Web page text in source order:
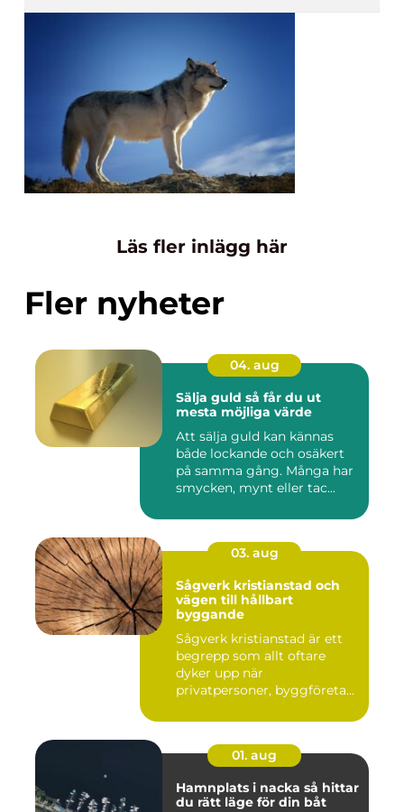
Läs fler inlägg här
Fler nyheter
04. aug
Sälja guld så får du ut
mesta möjliga värde
Att sälja guld kan kännas
både lockande och osäkert
på samma gång. Många har
smycken, mynt eller tac...
03. aug
Sågverk kristianstad och
vägen till hållbart
byggande
Sågverk kristianstad är ett
begrepp som allt oftare
dyker upp när
privatpersoner, byggföretag
01. aug
Hamnplats i nacka så hittar
du rätt läge för din båt